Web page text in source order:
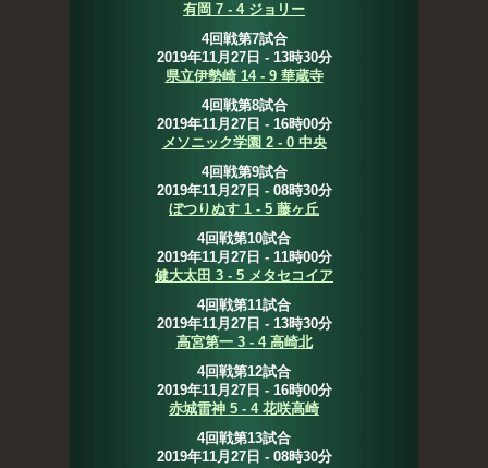
有岡 7 - 4 ジョリー
4回戦第7試合
2019年11月27日 - 13時30分
県立伊勢崎 14 - 9 華蔵寺
4回戦第8試合
2019年11月27日 - 16時00分
メソニック学園 2 - 0 中央
4回戦第9試合
2019年11月27日 - 08時30分
ぼつりぬす 1 - 5 藤ヶ丘
4回戦第10試合
2019年11月27日 - 11時00分
健大太田 3 - 5 メタセコイア
4回戦第11試合
2019年11月27日 - 13時30分
高宮第一 3 - 4 高崎北
4回戦第12試合
2019年11月27日 - 16時00分
赤城雷神 5 - 4 花咲高崎
4回戦第13試合
2019年11月27日 - 08時30分